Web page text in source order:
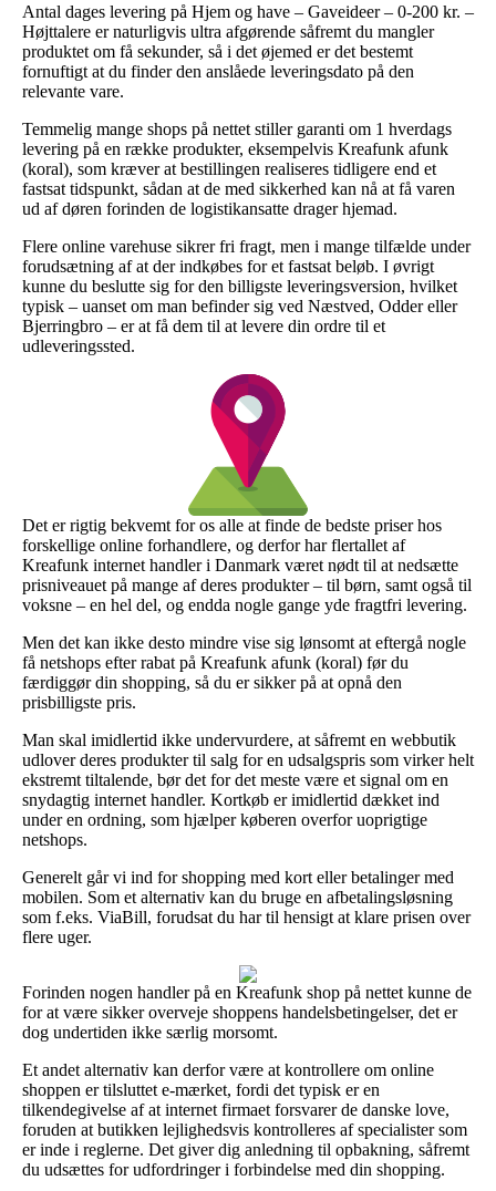
Antal dages levering på Hjem og have – Gaveideer – 0-200 kr. –
Højttalere er naturligvis ultra afgørende såfremt du mangler
produktet om få sekunder, så i det øjemed er det bestemt
fornuftigt at du finder den anslåede leveringsdato på den
relevante vare.
Temmelig mange shops på nettet stiller garanti om 1 hverdags
levering på en række produkter, eksempelvis Kreafunk afunk
(koral), som kræver at bestillingen realiseres tidligere end et
fastsat tidspunkt, sådan at de med sikkerhed kan nå at få varen
ud af døren forinden de logistikansatte drager hjemad.
Flere online varehuse sikrer fri fragt, men i mange tilfælde under
forudsætning af at der indkøbes for et fastsat beløb. I øvrigt
kunne du beslutte sig for den billigste leveringsversion, hvilket
typisk – uanset om man befinder sig ved Næstved, Odder eller
Bjerringbro – er at få dem til at levere din ordre til et
udleveringssted.
Det er rigtig bekvemt for os alle at finde de bedste priser hos
forskellige online forhandlere, og derfor har flertallet af
Kreafunk internet handler i Danmark været nødt til at nedsætte
prisniveauet på mange af deres produkter – til børn, samt også til
voksne – en hel del, og endda nogle gange yde fragtfri levering.
Men det kan ikke desto mindre vise sig lønsomt at eftergå nogle
få netshops efter rabat på Kreafunk afunk (koral) før du
færdiggør din shopping, så du er sikker på at opnå den
prisbilligste pris.
Man skal imidlertid ikke undervurdere, at såfremt en webbutik
udlover deres produkter til salg for en udsalgspris som virker helt
ekstremt tiltalende, bør det for det meste være et signal om en
snydagtig internet handler. Kortkøb er imidlertid dækket ind
under en ordning, som hjælper køberen overfor uoprigtige
netshops.
Generelt går vi ind for shopping med kort eller betalinger med
mobilen. Som et alternativ kan du bruge en afbetalingsløsning
som f.eks. ViaBill, forudsat du har til hensigt at klare prisen over
flere uger.
Forinden nogen handler på en Kreafunk shop på nettet kunne de
for at være sikker overveje shoppens handelsbetingelser, det er
dog undertiden ikke særlig morsomt.
Et andet alternativ kan derfor være at kontrollere om online
shoppen er tilsluttet e-mærket, fordi det typisk er en
tilkendegivelse af at internet firmaet forsvarer de danske love,
foruden at butikken lejlighedsvis kontrolleres af specialister som
er inde i reglerne. Det giver dig anledning til opbakning, såfremt
du udsættes for udfordringer i forbindelse med din shopping.